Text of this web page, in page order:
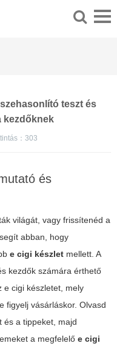
teszt és
kezdőknek
： 303
és
világát, vagy frissítenéd a
abban, hogy
e cigi készlet mellett. A
kezdők számára érthető
e cigi készletet, mely
figyelj vásárláskor. Olvasd
és a tippeket, majd
a megfelelő e cigi